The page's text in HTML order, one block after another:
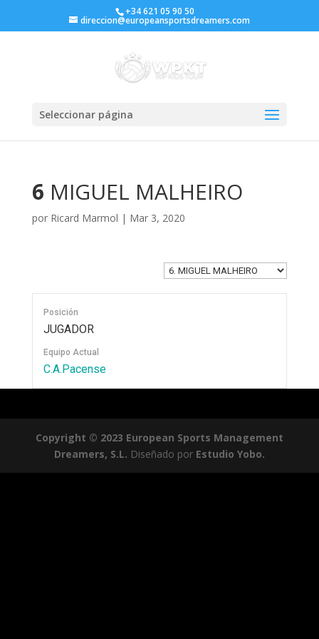
+34 621 05 90 50
direccion@europeansportsdreamers.com
Seleccionar página
6 MIGUEL MALHEIRO
por Ricard Marmol | Mar 3, 2020
Posición
JUGADOR
Equipo Actual
C.A.Pacense
Copyright © 2023 European Sports Management
Dreamers, S.L. Diseñado por Estudio Yobo.